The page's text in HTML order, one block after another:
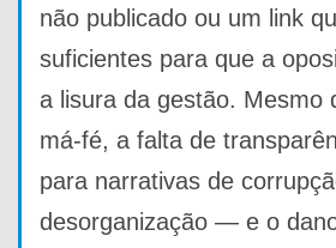
não publicado ou um link
suficientes para que a
a lisura da gestão. Mesmo
má-fé, a falta de
para narrativas de
desorganização — e o